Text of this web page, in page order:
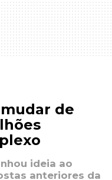
de
ideia ao
anteriores da